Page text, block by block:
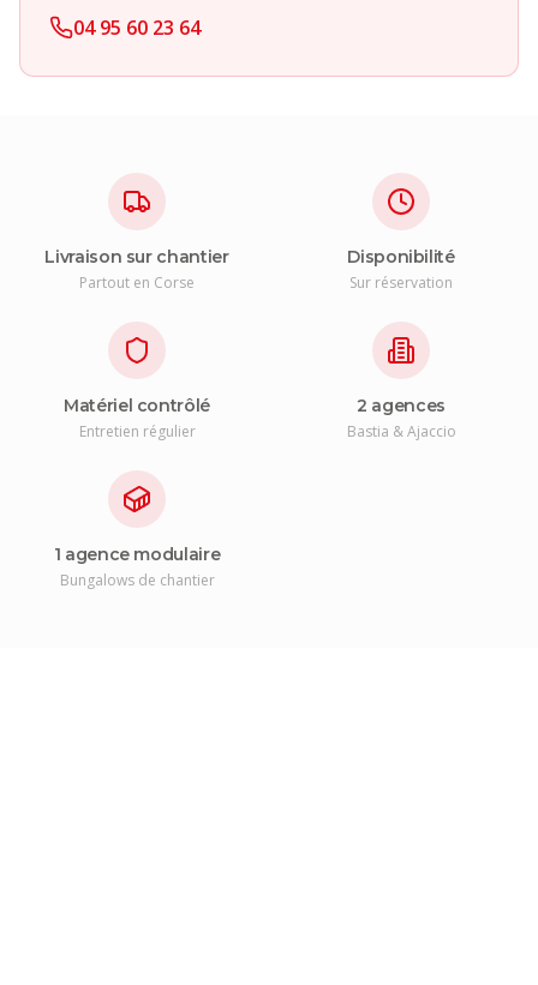
04 95 60 23 64
Livraison sur chantier
Partout en Corse
Disponibilité
Sur réservation
Matériel contrôlé
Entretien régulier
2 agences
Bastia & Ajaccio
1 agence modulaire
Bungalows de chantier